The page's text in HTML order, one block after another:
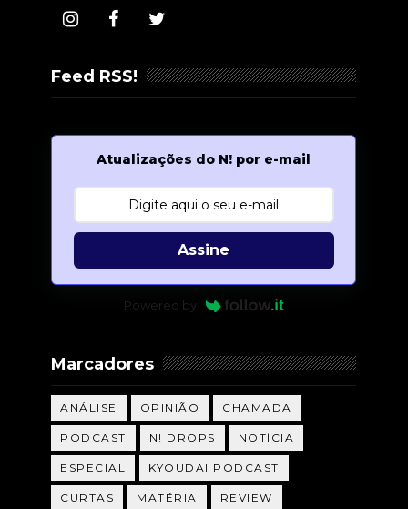
Feed RSS!
Atualizações do N! por e-mail
Assine
Powered by
Marcadores
ANÁLISE OPINIÃO CHAMADA
PODCAST N! DROPS NOTÍCIA
ESPECIAL KYOUDAI PODCAST
CURTAS MATÉRIA REVIEW